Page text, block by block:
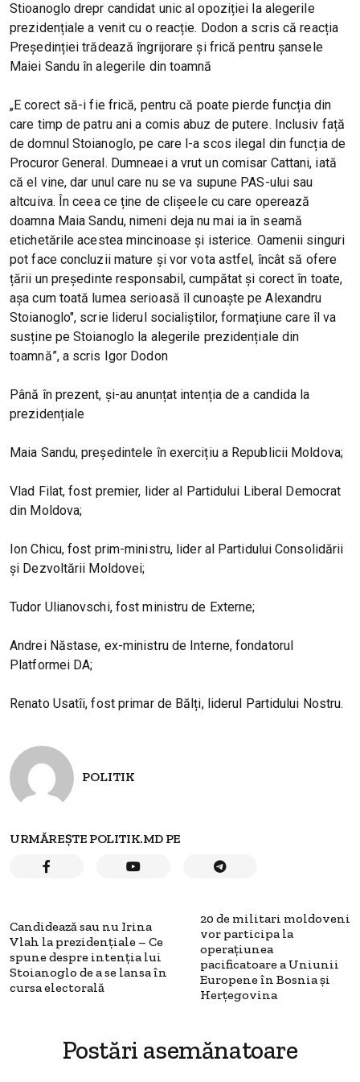
Stioanoglo drepr candidat unic al opoziției la alegerile
prezidențiale a venit cu o reacție. Dodon a scris că reacția
Președinției trădează îngrijorare și frică pentru șansele
Maiei Sandu în alegerile din toamnă
„E corect să-i fie frică, pentru că poate pierde funcția din
care timp de patru ani a comis abuz de putere. Inclusiv față
de domnul Stoianoglo, pe care l-a scos ilegal din funcția de
Procuror General. Dumneaei a vrut un comisar Cattani, iată
că el vine, dar unul care nu se va supune PAS-ului sau
altcuiva. În ceea ce ține de clișeele cu care operează
doamna Maia Sandu, nimeni deja nu mai ia în seamă
etichetările acestea mincinoase și isterice. Oamenii singuri
pot face concluzii mature și vor vota astfel, încât să ofere
țării un președinte responsabil, cumpătat și corect în toate,
așa cum toată lumea serioasă îl cunoaște pe Alexandru
Stoianoglo", scrie liderul socialiștilor, formațiune care îl va
susține pe Stoianoglo la alegerile prezidențiale din
toamnă”, a scris Igor Dodon
Până în prezent, și-au anunțat intenția de a candida la
prezidențiale
Maia Sandu, președintele în exercițiu a Republicii Moldova;
Vlad Filat, fost premier, lider al Partidului Liberal Democrat
din Moldova;
Ion Chicu, fost prim-ministru, lider al Partidului Consolidării
și Dezvoltării Moldovei;
Tudor Ulianovschi, fost ministru de Externe;
Andrei Năstase, ex-ministru de Interne, fondatorul
Platformei DA;
Renato Usatîi, fost primar de Bălți, liderul Partidului Nostru.
POLITIK
URMĂREȘTE POLITIK.MD PE
Candidează sau nu Irina
Vlah la prezidențiale – Ce
spune despre intenția lui
Stoianoglo de a se lansa în
cursa electorală
20 de militari moldoveni
vor participa la
operațiunea
pacificatoare a Uniunii
Europene în Bosnia și
Herțegovina
Postări asemănatoare